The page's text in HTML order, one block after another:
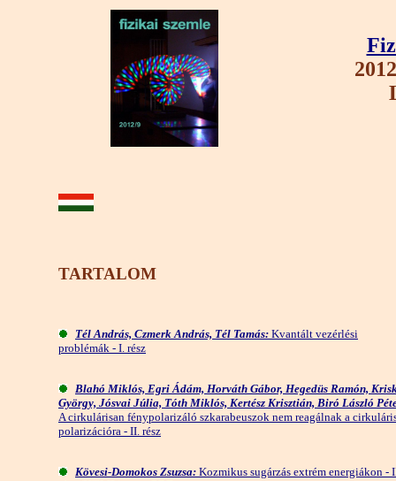
TARTALOM
Tél András, Czmerk András, Tél Tamás: Kvantált vezérlési
problémák - I. rész
Blahó Miklós, Egri Ádám, Horváth Gábor, Hegedüs Ramón,
György, Jósvai Júlia, Tóth Miklós, Kertész Krisztián, Biró László
A cirkulárisan fénypolarizáló szkarabeuszok nem reagálnak a
polarizációra - II. rész
Kövesi-Domokos Zsuzsa: Kozmikus sugárzás extrém energiákon -